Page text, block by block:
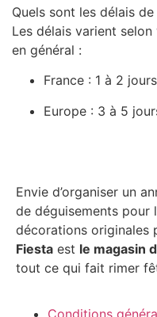
Quels sont les délais
Les délais varient
en général :
France : 1 à 2
Europe : 3 à 5
Envie d’organiser un
de déguisements pour
décorations originales
Fiesta est le magasin
tout ce qui fait rimer